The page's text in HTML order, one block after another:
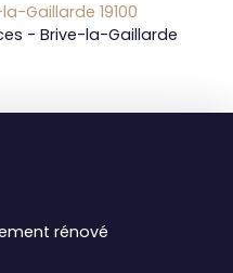
Gaillarde 19100
- Brive-la-Gaillarde
rénové